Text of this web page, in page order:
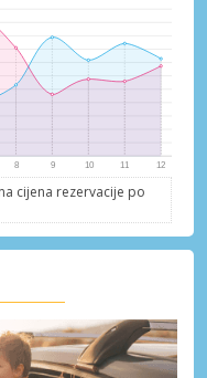
cijena rezervacije po